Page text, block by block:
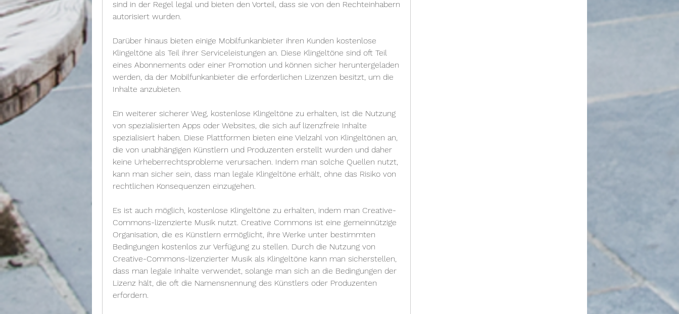
sind in der Regel legal und bieten den Vorteil, dass sie von den Rechteinhabern
autorisiert wurden.
Darüber hinaus bieten einige Mobilfunkanbieter ihren Kunden kostenlose
Klingeltöne als Teil ihrer Serviceleistungen an. Diese Klingeltöne sind oft Teil
eines Abonnements oder einer Promotion und können sicher heruntergeladen
werden, da der Mobilfunkanbieter die erforderlichen Lizenzen besitzt, um die
Inhalte anzubieten.
Ein weiterer sicherer Weg, kostenlose Klingeltöne zu erhalten, ist die Nutzung
von spezialisierten Apps oder Websites, die sich auf lizenzfreie Inhalte
spezialisiert haben. Diese Plattformen bieten eine Vielzahl von Klingeltönen an,
die von unabhängigen Künstlern und Produzenten erstellt wurden und daher
keine Urheberrechtsprobleme verursachen. Indem man solche Quellen nutzt,
kann man sicher sein, dass man legale Klingeltöne erhält, ohne das Risiko von
rechtlichen Konsequenzen einzugehen.
Es ist auch möglich, kostenlose Klingeltöne zu erhalten, indem man Creative-
Commons-lizenzierte Musik nutzt. Creative Commons ist eine gemeinnützige
Organisation, die es Künstlern ermöglicht, ihre Werke unter bestimmten
Bedingungen kostenlos zur Verfügung zu stellen. Durch die Nutzung von
Creative-Commons-lizenzierter Musik als Klingeltöne kann man sicherstellen,
dass man legale Inhalte verwendet, solange man sich an die Bedingungen der
Lizenz hält, die oft die Namensnennung des Künstlers oder Produzenten
erfordern.